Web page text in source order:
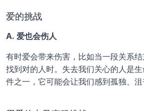
爱的挑战
A. 爱也会伤人
有时爱会带来伤害，比如当一段关系
找到对的人时。失去我们关心的人是
件之一，它可能会让我们感到孤独、沮